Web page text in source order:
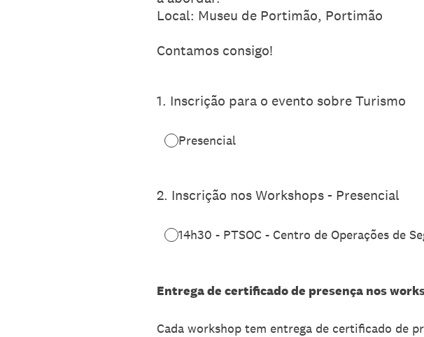
Local: Museu de Portimão, Portimão
Contamos consigo!
1. Inscrição para o evento sobre Turismo
Presencial
2. Inscrição nos Workshops - Presencial
14h30 - PTSOC - Centro de Operações de
Entrega de certificado de presença nos
Cada workshop tem entrega de certificado de